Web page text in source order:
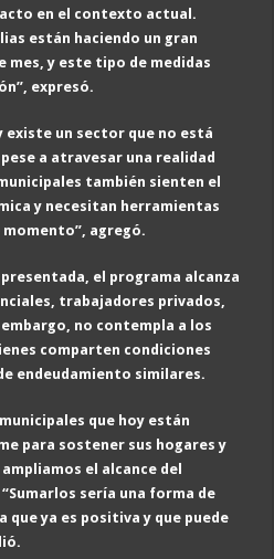
en el contexto actual.
están haciendo un gran
mes, y este tipo de medidas
expresó.
existe un sector que no está
a atravesar una realidad
también sienten el
y necesitan herramientas
momento”, agregó.
el programa alcanza
trabajadores privados,
no contempla a los
comparten condiciones
endeudamiento similares.
que hoy están
para sostener sus hogares y
el alcance del
sería una forma de
que ya es positiva y que puede